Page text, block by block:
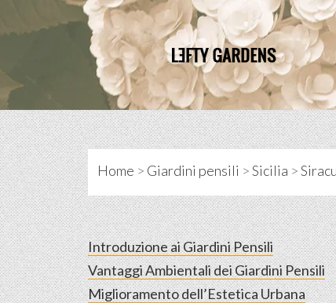
to
Home > Giardini pensili >Sicilia >
Introduzione ai Giardini Pensili
Vantaggi Ambientali dei Giardini Pensili
Miglioramento dell’Estetica Urbana